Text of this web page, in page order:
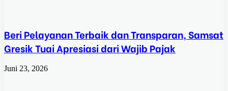
Beri Pelayanan Terbaik dan Transparan, Samsat
Gresik Tuai Apresiasi dari Wajib Pajak
Juni 23, 2026